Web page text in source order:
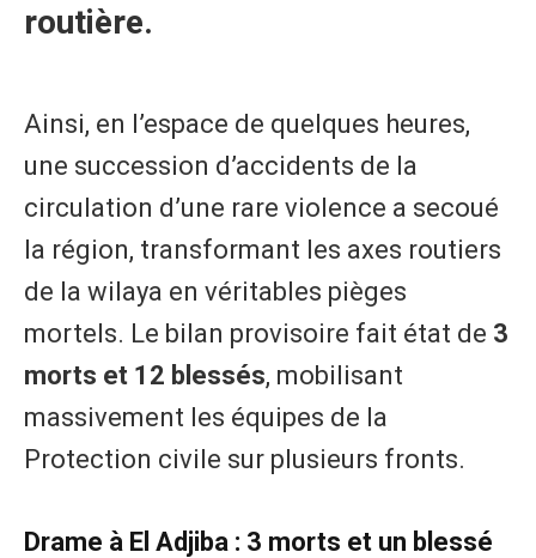
routière.
Ainsi, en l’espace de quelques heures,
une succession d’accidents de la
circulation d’une rare violence a secoué
la région, transformant les axes routiers
de la wilaya en véritables pièges
mortels. Le bilan provisoire fait état de 3
morts et 12 blessés, mobilisant
massivement les équipes de la
Protection civile sur plusieurs fronts.
Drame à El Adjiba : 3 morts et un blessé